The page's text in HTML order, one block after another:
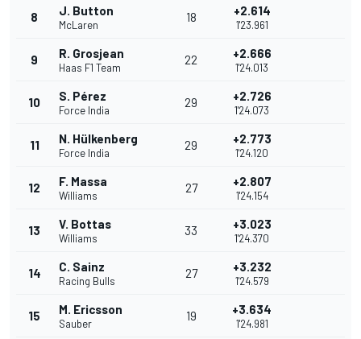
8 J. Button
McLaren
18 +2.614
1'23.961
9 R. Grosjean
Haas F1 Team
22 +2.666
1'24.013
10 S. Pérez
Force India
29 +2.726
1'24.073
11 N. Hülkenberg
Force India
29 +2.773
1'24.120
12 F. Massa
Williams
27 +2.807
1'24.154
13 V. Bottas
Williams
33 +3.023
1'24.370
14 C. Sainz
Racing Bulls
27 +3.232
1'24.579
15 M. Ericsson
Sauber
19 +3.634
1'24.981